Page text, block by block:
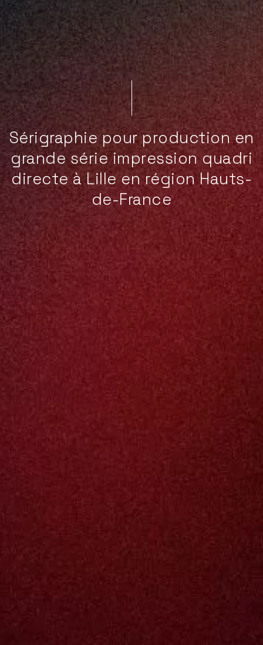
Sérigraphie pour production en
grande série impression quadri
directe à Lille en région Hauts-
de-France